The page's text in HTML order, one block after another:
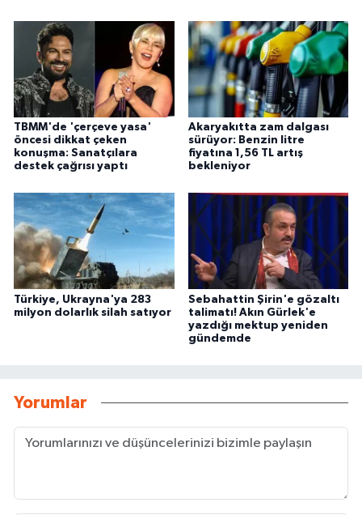
TBMM'de 'çerçeve yasa'
öncesi dikkat çeken
konuşma: Sanatçılara
destek çağrısı yaptı
Akaryakıtta zam dalgası
sürüyor: Benzin litre
fiyatına 1,56 TL artış
bekleniyor
Türkiye, Ukrayna'ya 283
milyon dolarlık silah satıyor
Sebahattin Şirin'e gözaltı
talimatı! Akın Gürlek'e
yazdığı mektup yeniden
gündemde
Yorumlar